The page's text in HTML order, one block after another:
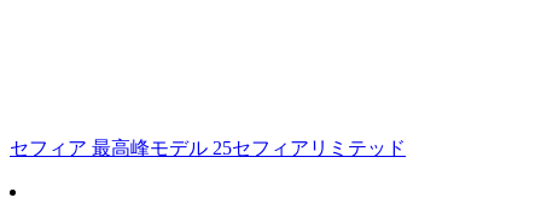
セフィア 最高峰モデル 25セフィアリミテッド